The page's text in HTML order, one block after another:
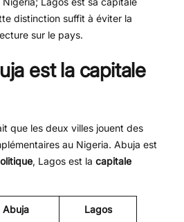
distinction suffit à éviter la
sur le pays.
est la capitale
que les deux villes jouent des
au Nigeria. Abuja est
, Lagos est la capitale
Abuja Lagos